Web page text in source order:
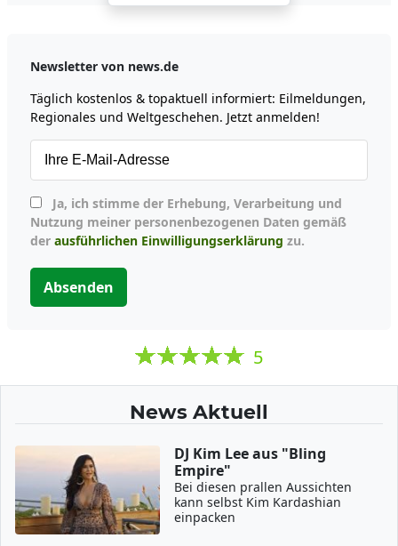
Newsletter von news.de
Täglich kostenlos & topaktuell informiert: Eilmeldungen,
Regionales und Weltgeschehen. Jetzt anmelden!
Nutzung meiner personenbezogenen Daten gemäß
der ausführlichen Einwilligungserklärung zu.
Absenden
5
News Aktuell
DJ Kim Lee aus "Bling
Empire"
Bei diesen prallen Aussichten
kann selbst Kim Kardashian
einpacken